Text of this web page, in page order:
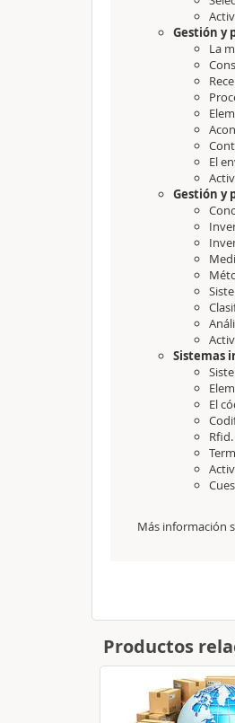
Gestión y
La
El
Gestión y
Sistemas
El
Más información
Productos